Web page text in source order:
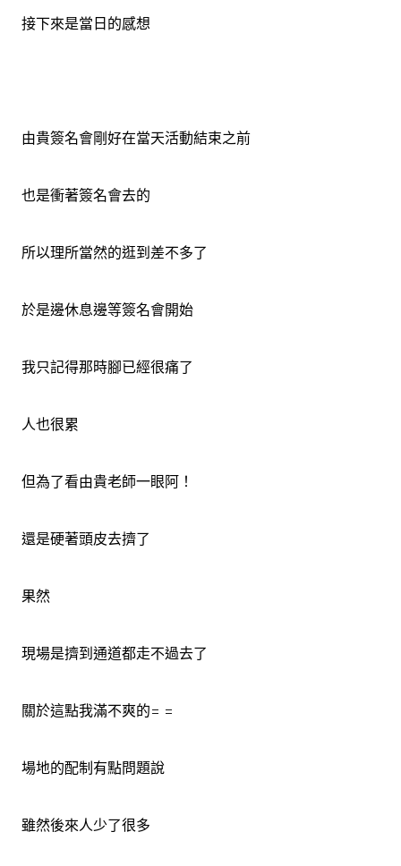
接下來是當日的感想
由貴簽名會剛好在當天活動結束之前
也是衝著簽名會去的
所以理所當然的逛到差不多了
於是邊休息邊等簽名會開始
我只記得那時腳已經很痛了
人也很累
但為了看由貴老師一眼阿！
還是硬著頭皮去擠了
果然
現場是擠到通道都走不過去了
關於這點我滿不爽的= =
場地的配制有點問題說
雖然後來人少了很多